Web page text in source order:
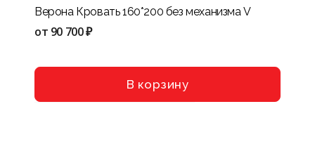
Верона Кровать 160*200 без механизма V
от 90 700 ₽
В корзину